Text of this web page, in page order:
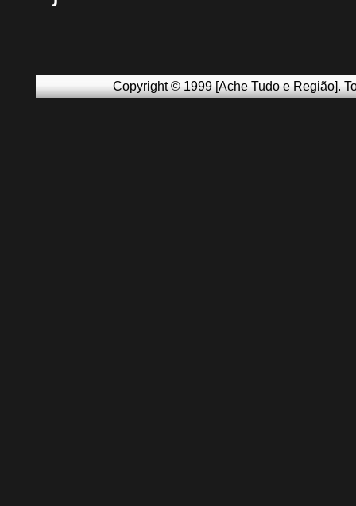
Copyright © 1999 [Ache Tudo e Região].